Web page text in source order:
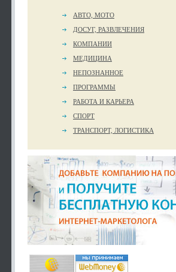
АВТО, МОТО
ДОСУГ, РАЗВЛЕЧЕНИЯ
КОМПАНИИ
МЕДИЦИНА
НЕПОЗНАННОЕ
ПРОГРАММЫ
РАБОТА И КАРЬЕРА
СПОРТ
ТРАНСПОРТ, ЛОГИСТИКА